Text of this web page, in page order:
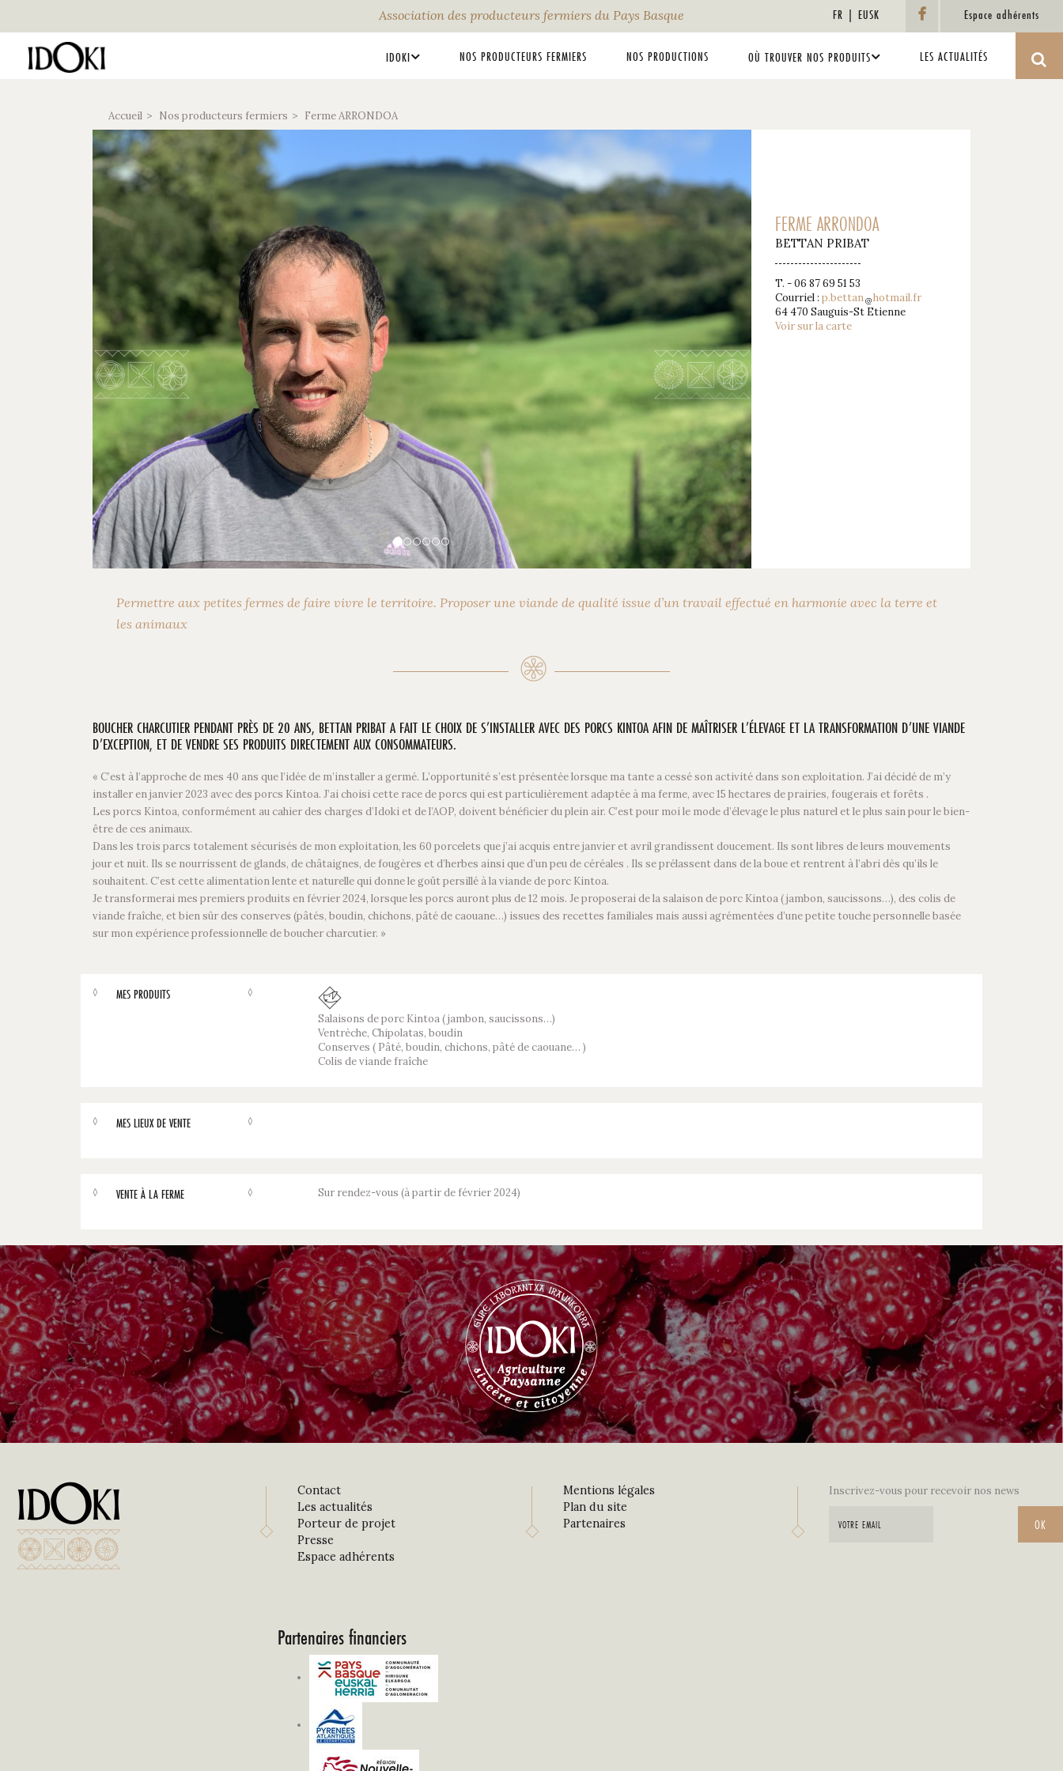
Association des producteurs fermiers du Pays Basque FR EUSK Espace adhérents
IDOKI NOS PRODUCTEURS FERMIERS NOS PRODUCTIONS OÙ TROUVER NOS PRODUITS LES ACTUALITÉS
Accueil Nos producteurs fermiers Ferme ARRONDOA
Previous Next
FERME ARRONDOA
BETTAN PRIBAT
T. - 06 87 69 51 53
Courriel : p.bettan
hotmail.fr
64 470 Sauguis-St Etienne
Voir sur la carte
Permettre aux petites fermes de faire vivre le territoire. Proposer une viande de qualité issue d’un travail effectué en harmonie avec la terre et
les animaux
BOUCHER CHARCUTIER PENDANT PRÈS DE 20 ANS, BETTAN PRIBAT A FAIT LE CHOIX DE S’INSTALLER AVEC DES PORCS KINTOA AFIN DE MAÎTRISER L’ÉLEVAGE ET LA TRANSFORMATION D’UNE VIANDE
D’EXCEPTION, ET DE VENDRE SES PRODUITS DIRECTEMENT AUX CONSOMMATEURS.
« C’est à l’approche de mes 40 ans que l’idée de m’installer a germé. L’opportunité s’est présentée lorsque ma tante a cessé son activité dans son exploitation. J’ai décidé de m’y
installer en janvier 2023 avec des porcs Kintoa. J’ai choisi cette race de porcs qui est particulièrement adaptée à ma ferme, avec 15 hectares de prairies, fougerais et forêts .
Les porcs Kintoa, conformément au cahier des charges d’Idoki et de l’AOP, doivent bénéficier du plein air. C’est pour moi le mode d’élevage le plus naturel et le plus sain pour le bien-
être de ces animaux.
Dans les trois parcs totalement sécurisés de mon exploitation, les 60 porcelets que j’ai acquis entre janvier et avril grandissent doucement. Ils sont libres de leurs mouvements
jour et nuit. Ils se nourrissent de glands, de châtaignes, de fougères et d’herbes ainsi que d’un peu de céréales . Ils se prélassent dans de la boue et rentrent à l’abri dès qu’ils le
souhaitent. C’est cette alimentation lente et naturelle qui donne le goût persillé à la viande de porc Kintoa.
Je transformerai mes premiers produits en février 2024, lorsque les porcs auront plus de 12 mois. Je proposerai de la salaison de porc Kintoa ( jambon, saucissons…), des colis de
viande fraîche, et bien sûr des conserves (pâtés, boudin, chichons, pâté de caouane…) issues des recettes familiales mais aussi agrémentées d’une petite touche personnelle basée
sur mon expérience professionnelle de boucher charcutier. »
◊ MES PRODUITS
◊
Salaisons de porc Kintoa ( jambon, saucissons…)
Ventrèche, Chipolatas, boudin
Conserves ( Pâté, boudin, chichons, pâté de caouane… )
Colis de viande fraîche
◊ MES LIEUX DE VENTE ◊
◊ VENTE À LA FERME ◊ Sur rendez-vous (à partir de février 2024)
Contact
Les actualités
Porteur de projet
Presse
Espace adhérents
Mentions légales
Plan du site
Partenaires
Inscrivez-vous pour recevoir nos news
Partenaires financiers